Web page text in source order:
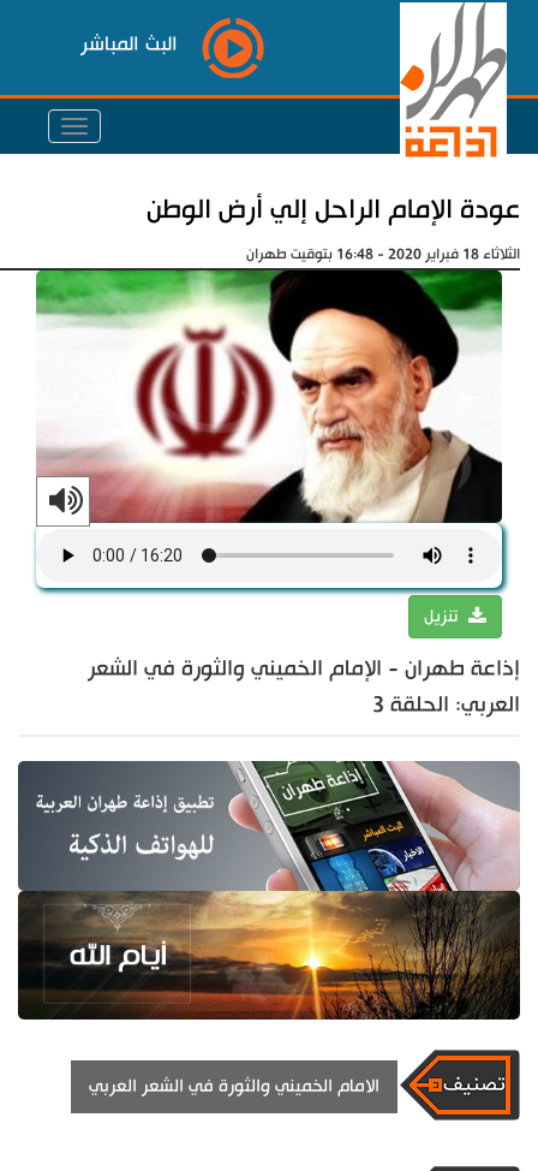
البث المباشر
عودة الإمام الراحل إلي أرض الوطن
الثلاثاء 18 فبراير 2020 - 16:48 بتوقيت طهران
تنزيل
إذاعة طهران - الإمام الخميني والثورة في الشعر
العربي: الحلقة 3
الامام الخميني والثورة في الشعر العربي